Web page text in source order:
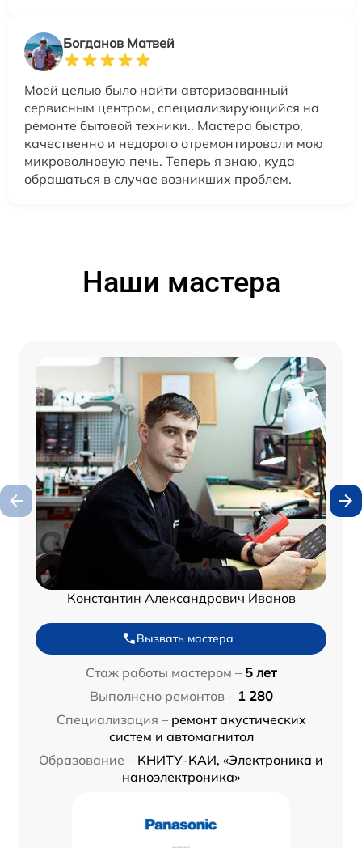
Богданов Матвей
Моей целью было найти авторизованный
сервисным центром, специализирующийся на
ремонте бытовой техники.. Мастера быстро,
качественно и недорого отремонтировали мою
микроволновую печь. Теперь я знаю, куда
обращаться в случае возникших проблем.
Наши мастера
Константин Александрович Иванов
Вызвать мастера
Стаж работы мастером – 5 лет
Выполнено ремонтов – 1 280
Специализация – ремонт акустических
систем и автомагнитол
Образование – КНИТУ-КАИ, «Электроника и
наноэлектроника»